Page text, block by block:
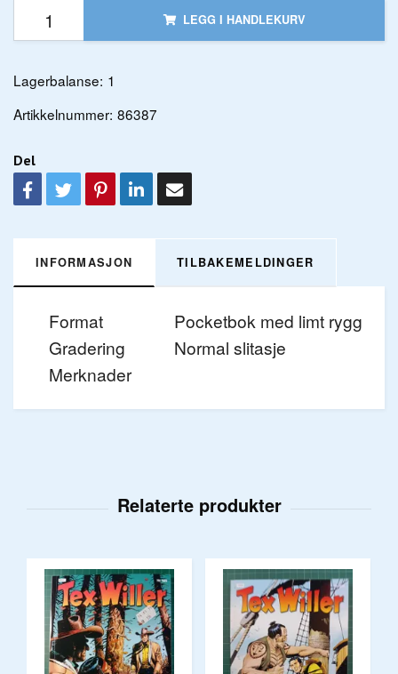
LEGG I HANDLEKURV
Lagerbalanse: 1
Artikkelnummer: 86387
Del
INFORMASJON TILBAKEMELDINGER
Format
Pocketbok med limt rygg
Gradering
Normal slitasje
Merknader